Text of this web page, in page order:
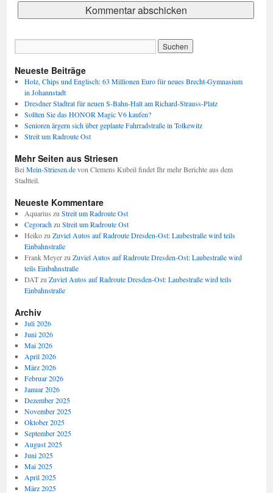
Neueste Beiträge
Holz, Chips und Englisch: 63 Millionen Euro für neues Brecht-Gymnasium
in Johannstadt
Dresdner Stadtrat für neuen S-Bahn-Halt am Richard-Strauss-Platz
Sollten Sie das HONOR Magic V6 kaufen?
Senioren ärgern sich über geplante Fahrradstraße in Tolkewitz
Streit um Radroute Ost
Mehr Seiten aus Striesen
BeiMein-Striesen.devon Clemens Kubeil findet Ihr mehr Berichte aus dem
Stadtteil.
Neueste Kommentare
Aquarius zuStreit um Radroute Ost
CegorachzuStreit um Radroute Ost
HeikozuZuviel Autos auf Radroute Dresden-Ost: Laubestraße wird teils
Einbahnstraße
Frank MeyerzuZuviel Autos auf Radroute Dresden-Ost: Laubestraße wird
teils Einbahnstraße
DATzuZuviel Autos auf Radroute Dresden-Ost: Laubestraße wird teils
Einbahnstraße
Archiv
Juli 2026
Juni 2026
Mai 2026
April 2026
März 2026
Februar 2026
Januar 2026
Dezember 2025
November 2025
Oktober 2025
September 2025
August 2025
Juni 2025
Mai 2025
April 2025
März 2025